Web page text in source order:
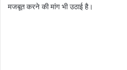
मजबूत करने की मांग भी उठाई है।